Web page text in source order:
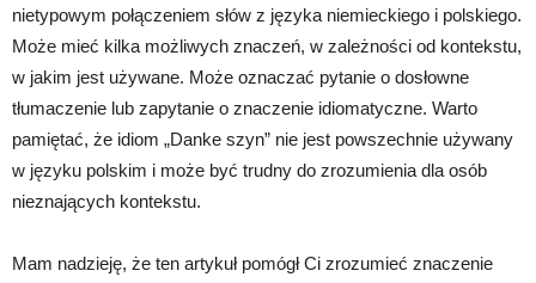
nietypowym połączeniem słów z języka niemieckiego i polskiego.
Może mieć kilka możliwych znaczeń, w zależności od kontekstu,
w jakim jest używane. Może oznaczać pytanie o dosłowne
tłumaczenie lub zapytanie o znaczenie idiomatyczne. Warto
pamiętać, że idiom „Danke szyn” nie jest powszechnie używany
w języku polskim i może być trudny do zrozumienia dla osób
nieznających kontekstu.
Mam nadzieję, że ten artykuł pomógł Ci zrozumieć znaczenie